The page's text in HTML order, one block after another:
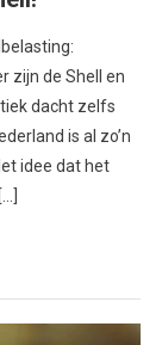
zijn de Shell en
dacht zelfs
is al zo’n
idee dat het